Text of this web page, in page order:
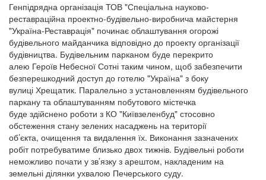
Генпідрядна організація ТОВ "Спеціальна науково-
реставраційна проектно-будівельно-виробнича майстерня
"Україна-Реставрація" починає облаштування огорожі
будівельного майданчика відповідно до проекту організації
будівництва. Будівельним парканом буде перекрито
алею Героїв Небесної Сотні таким чином, щоб забезпечити
безперешкодний доступ до готелю "Україна" з боку
вулиці Хрещатик. Паралельно з установленням будівельного
паркану та облаштуванням побутового містечка
буде здійснено роботи з КО "Київзеленбуд" стосовно
обстеження стану зелених насаджень на території
об’єкта, очищення та видалення їх. Виконання зазначених
робіт потребуватиме близько двох тижнів. Будівельні роботи
неможливо почати у зв’язку з арештом, накладеним на
земельні ділянки ухвалою Печерського суду.